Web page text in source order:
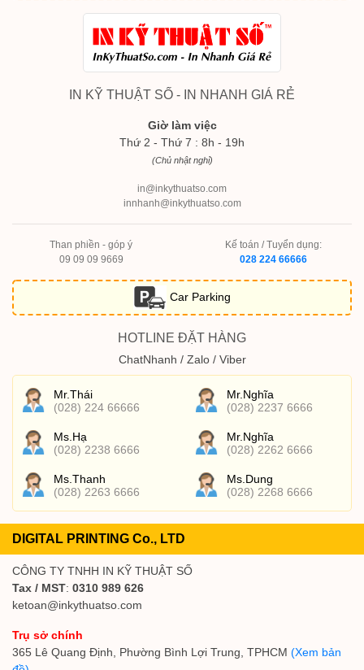
IN KỸ THUẬT SỐ - IN NHANH GIÁ RẺ
Giờ làm việc
Thứ 2 - Thứ 7 : 8h - 19h
(Chủ nhật nghỉ)
in@inkythuatso.com
innhanh@inkythuatso.com
Than phiền - góp ý
09 09 09 9669
Kế toán / Tuyển dụng:
028 224 66666
Car Parking
HOTLINE ĐẶT HÀNG
ChatNhanh / Zalo / Viber
Mr.Thái
(028) 224 66666
Mr.Nghĩa
(028) 2237 6666
Ms.Hạ
(028) 2238 6666
Mr.Nghĩa
(028) 2262 6666
Ms.Thanh
(028) 2263 6666
Ms.Dung
(028) 2268 6666
DIGITAL PRINTING Co., LTD
CÔNG TY TNHH IN KỸ THUẬT SỐ
Tax / MST: 0310 989 626
ketoan@inkythuatso.com
Trụ sở chính
365 Lê Quang Định, Phường Bình Lợi Trung, TPHCM (Xem bản